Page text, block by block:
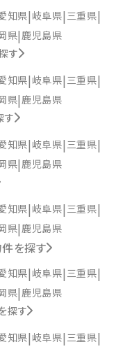
知県 岐阜県 三重県
県 鹿児島県
す
知県 岐阜県 三重県
県 鹿児島県
す
知県 岐阜県 三重県
県 鹿児島県
知県 岐阜県 三重県
県 鹿児島県
を探す
知県 岐阜県 三重県
県 鹿児島県
探す
知県 岐阜県 三重県